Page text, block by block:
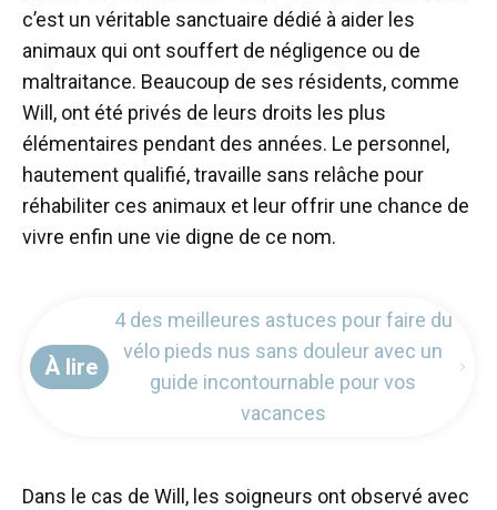
c’est un véritable sanctuaire dédié à aider les
animaux qui ont souffert de négligence ou de
maltraitance. Beaucoup de ses résidents, comme
Will, ont été privés de leurs droits les plus
élémentaires pendant des années. Le personnel,
hautement qualifié, travaille sans relâche pour
réhabiliter ces animaux et leur offrir une chance de
vivre enfin une vie digne de ce nom.
À lire
4 des meilleures astuces pour faire du
vélo pieds nus sans douleur avec un
guide incontournable pour vos
vacances
Dans le cas de Will, les soigneurs ont observé avec